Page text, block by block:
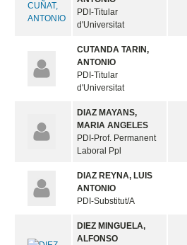
PDI-Titular
d'Universitat
CUTANDA TARIN,
ANTONIO
PDI-Titular
d'Universitat
DIAZ MAYANS,
MARIA ANGELES
PDI-Prof. Permanent
Laboral Ppl
DIAZ REYNA, LUIS
ANTONIO
PDI-Substitut/A
DIEZ MINGUELA,
ALFONSO